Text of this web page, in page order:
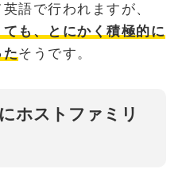
語で行われますが、
も、とにかく積極的に
そうです。
ホストファミリ